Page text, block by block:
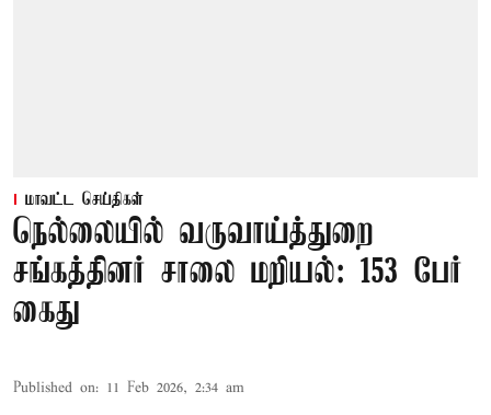
மாவட்ட செய்திகள்
நெல்லையில் வருவாய்த்துறை
சங்கத்தினர் சாலை மறியல்: 153 பேர்
கைது
Published on: 11 Feb 2026, 2:34 am